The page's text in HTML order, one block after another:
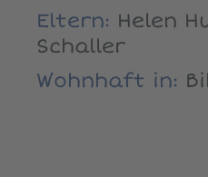
Eltern: Helen
Schaller
Wohnhaft in: